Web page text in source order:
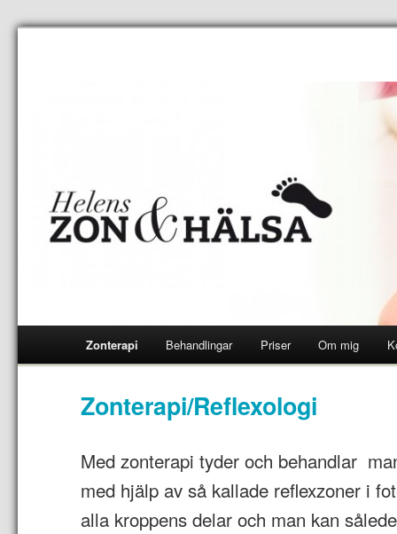
Zonterapi Behandlingar Priser Om mig
Zonterapi/Reflexologi
Med zonterapi tyder och behandlar
med hjälp av så kallade reflexzoner i
alla kroppens delar och man kan